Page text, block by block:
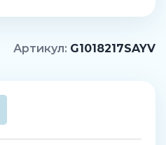
Артикул: G1018217SAYV